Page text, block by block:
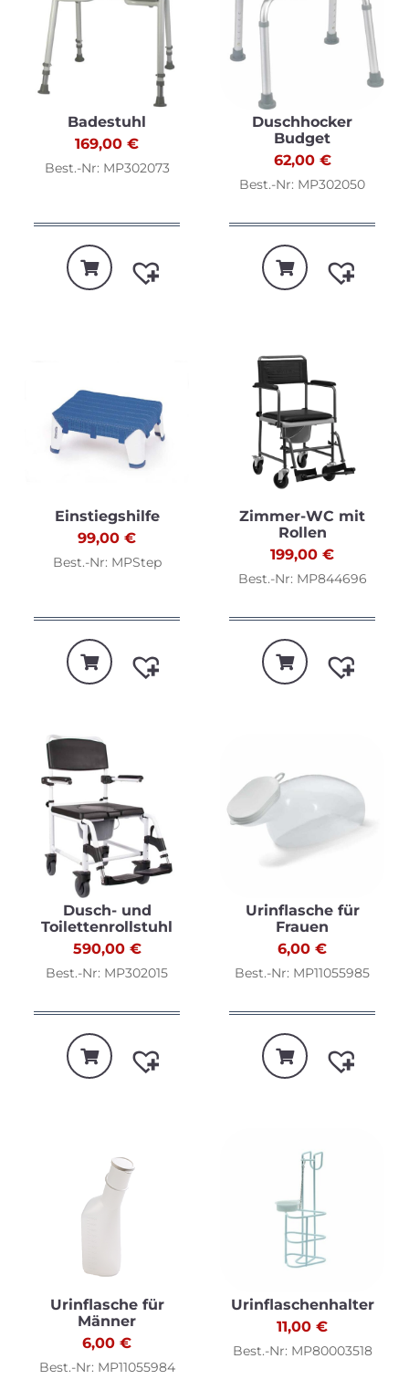
Badestuhl
169,00 €
Best.-Nr: MP302073
Duschhocker
Budget
62,00 €
Best.-Nr: MP302050
Einstiegshilfe
99,00 €
Best.-Nr: MPStep
Zimmer-WC mit
Rollen
199,00 €
Best.-Nr: MP844696
Dusch- und
Toilettenrollstuhl
590,00 €
Best.-Nr: MP302015
Urinflasche für
Frauen
6,00 €
Best.-Nr: MP11055985
Urinflasche für
Männer
6,00 €
Best.-Nr: MP11055984
Urinflaschenhalter
11,00 €
Best.-Nr: MP80003518